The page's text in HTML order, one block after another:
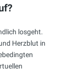
losgeht.
Herzblut in